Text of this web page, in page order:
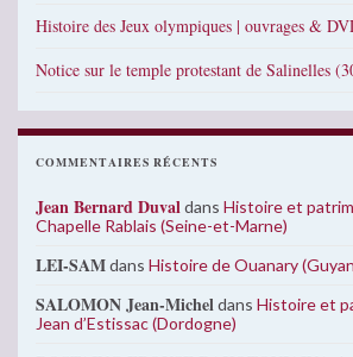
Histoire des Jeux olympiques | ouvrages &
Notice sur le temple protestant de Salinelles
COMMENTAIRES RÉCENTS
Jean Bernard Duvaldans Histoire et
Chapelle Rablais (Seine-et-Marne)
LEI-SAMdans Histoire de Ouanary
SALOMON Jean-Micheldans Histoire et
Jean d’Estissac (Dordogne)